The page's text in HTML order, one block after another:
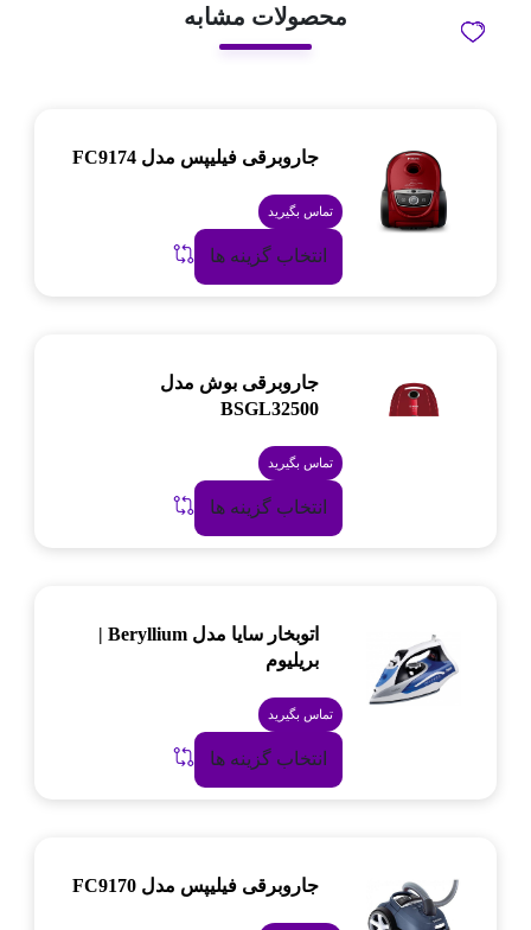
محصولات مشابه
جاروبرقی فیلیپس مدل FC9174
تماس بگیرید
انتخاب گزینه ها
جاروبرقی بوش مدل
BSGL32500
تماس بگیرید
انتخاب گزینه ها
اتوبخار سایا مدل Beryllium |
بریلیوم
تماس بگیرید
انتخاب گزینه ها
جاروبرقی فیلیپس مدل FC9170